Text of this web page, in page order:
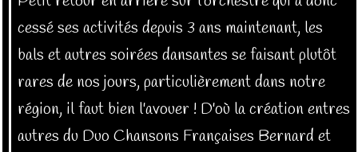
cessé ses activités depuis 3 ans maintenant, les
bals et autres soirées dansantes se faisant plutôt
rares de nos jours, particulièrement dans notre
région, il faut bien l'avouer ! D'où la création entres
autres du Duo Chansons Françaises Bernard et